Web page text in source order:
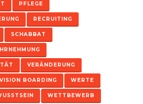
PFLEGE
RECRUITING
SCHABBAT
VERÄNDERUNG
VISION BOARDING WERTE
WETTBEWERB